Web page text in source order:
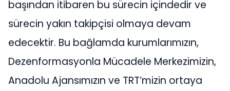
başından itibaren bu sürecin içindedir ve
sürecin yakın takipçisi olmaya devam
edecektir. Bu bağlamda kurumlarımızın,
Dezenformasyonla Mücadele Merkezimizin,
Anadolu Ajansımızın ve TRT’mizin ortaya